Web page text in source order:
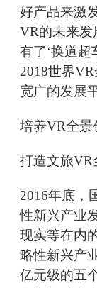
好产品来激
VR的未来发
有了‘换道超
2018世界
宽广的发展
培养VR全景
打造文旅VR
2016年底，
性新兴产业
现实等在内
略性新兴产
亿元级的五